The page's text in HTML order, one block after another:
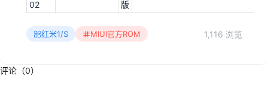
02
版
红米1/S MIUI官方ROM 1,116 浏览
评论（0）